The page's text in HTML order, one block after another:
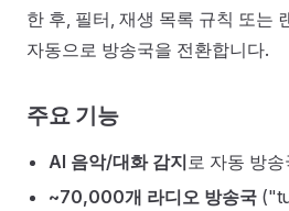
한 후, 필터, 재생 목록 규칙 또는
자동으로 방송국을 전환합니다.
주요 기능
AI 음악/대화 감지로 자동 방
~70,000개 라디오 방송국